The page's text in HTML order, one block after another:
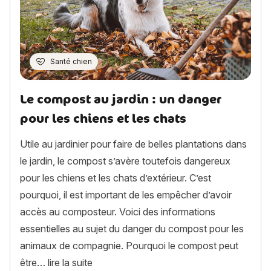
Santé chien
Le compost au jardin : un danger
pour les chiens et les chats
Utile au jardinier pour faire de belles plantations dans
le jardin, le compost s’avère toutefois dangereux
pour les chiens et les chats d’extérieur. C’est
pourquoi, il est important de les empêcher d’avoir
accès au composteur. Voici des informations
essentielles au sujet du danger du compost pour les
animaux de compagnie. Pourquoi le compost peut
être… lire la suite